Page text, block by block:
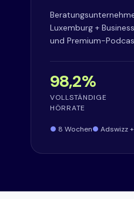
Luxemburg +
und Premium-
98,2%
VOLLSTÄNDIGE
HÖRRATE
8 Wochen Adswizz